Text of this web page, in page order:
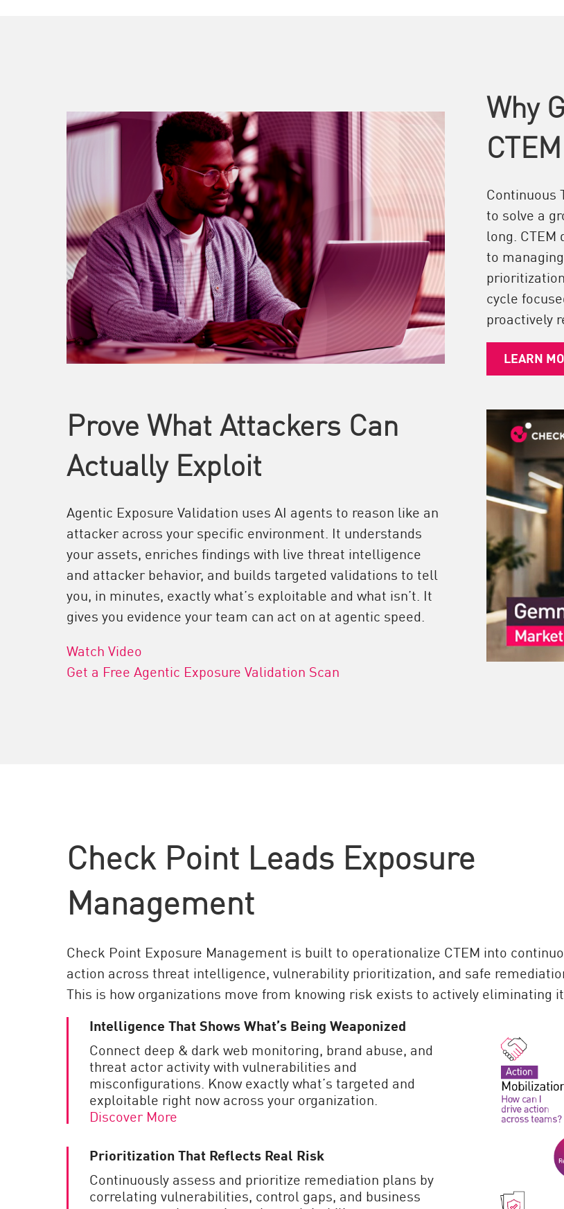
Why
Continuous
to solve a
long.
to
cycle
proactively
LEARN
Prove What Attackers Can
Actually Exploit
Agentic Exposure Validation uses AI agents to reason like an
attacker across your specific environment. It understands
your assets, enriches findings with live threat intelligence
and attacker behavior, and builds targeted validations to tell
you, in minutes, exactly what’s exploitable and what isn’t. It
gives you evidence your team can act on at agentic speed.
Watch Video
Get a Free Agentic Exposure Validation Scan
Check Point Leads Exposure
Management
Check Point Exposure Management is built to operationalize CTEM into
action across threat intelligence, vulnerability prioritization, and safe
This is how organizations move from knowing risk exists to actively eliminating it.
Intelligence That Shows What’s Being Weaponized
Connect deep & dark web monitoring, brand abuse, and
threat actor activity with vulnerabilities and
misconfigurations. Know exactly what’s targeted and
exploitable right now across your organization.
Discover More
Prioritization That Reflects Real Risk
Continuously assess and prioritize remediation plans by
correlating vulnerabilities, control gaps, and business